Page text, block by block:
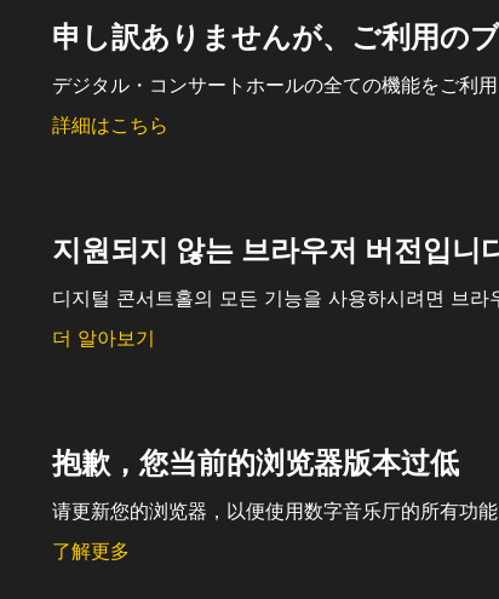
申し訳ありませんが、ご利用の
デジタル・コンサートホールの全ての機能をご利
詳細はこちら
지원되지 않는 브라우저 버전입니
디지털 콘서트홀의 모든 기능을 사용하시려면 브
더 알아보기
抱歉，您当前的浏览器版本过低
请更新您的浏览器，以便使用数字音乐厅的所有功能
了解更多